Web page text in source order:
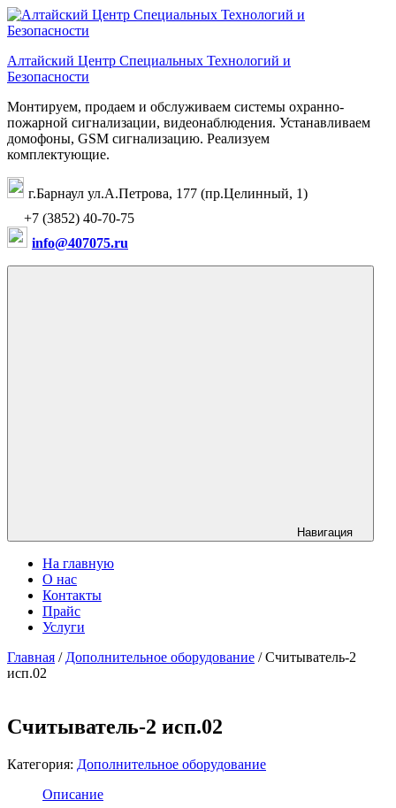
Перейти
к
Алтайский Центр Специальных Технологий и
Безопасности
Монтируем, продаем и обслуживаем системы охранно-
пожарной сигнализации, видеонаблюдения. Устанавливаем
домофоны, GSM сигнализацию. Реализуем
комплектующие.
г.Барнаул ул.А.Петрова, 177 (пр.Целинный, 1)
+7 (3852) 40-70-75
info@407075.ru
Навигация
На главную
О нас
Контакты
Прайс
Услуги
Главная / Дополнительное оборудование / Считыватель-2
исп.02
Считыватель-2 исп.02
Категория: Дополнительное оборудование
Описание